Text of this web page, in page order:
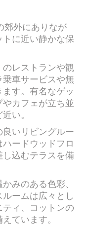
郊外にありなが
に近い静かな保
レストランや観
車サービスや無
す。有名なゲッ
カフェが立ち並
い。
いリビングルー
ードウッドフロ
込むテラスを備
みのある色彩、
ームは広々とし
ィ、コットンの
ています。